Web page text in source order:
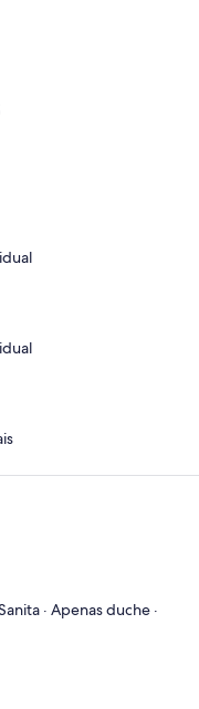
· Apenas duche ·